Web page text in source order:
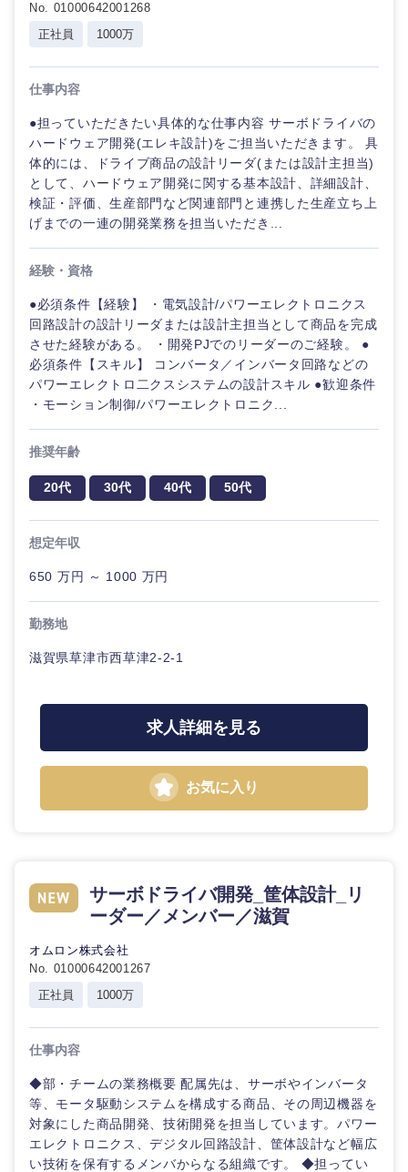
No. 01000642001268
正社員
1000万
仕事内容
●担っていただきたい具体的な仕事内容 サーボドライバの
ハードウェア開発(エレキ設計)をご担当いただきます。 具
体的には、ドライブ商品の設計リーダ(または設計主担当)
として、ハードウェア開発に関する基本設計、詳細設計、
検証・評価、生産部門など関連部門と連携した生産立ち上
げまでの一連の開発業務を担当いただき...
経験・資格
●必須条件【経験】 ・電気設計/パワーエレクトロニクス
回路設計の設計リーダまたは設計主担当として商品を完成
させた経験がある。 ・開発PJでのリーダーのご経験。 ●
必須条件【スキル】 コンバータ／インバータ回路などの
パワーエレクトロ二クスシステムの設計スキル ●歓迎条件
・モーション制御/パワーエレクトロニク...
推奨年齢
20代 30代 40代 50代
想定年収
650 万円 ～ 1000 万円
勤務地
滋賀県草津市西草津2-2-1
求人詳細を見る
お気に入り
サーボドライバ開発_筐体設計_リ
ーダー／メンバー／滋賀
オムロン株式会社
No. 01000642001267
正社員
1000万
仕事内容
◆部・チームの業務概要 配属先は、サーボやインバータ
等、モータ駆動システムを構成する商品、その周辺機器を
対象にした商品開発、技術開発を担当しています。パワー
エレクトロニクス、デジタル回路設計、筐体設計など幅広
い技術を保有するメンバからなる組織です。 ◆担ってい